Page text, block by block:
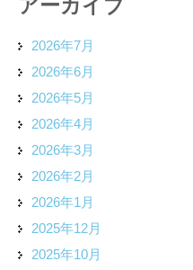
アーカイブ
2026年7月
2026年6月
2026年5月
2026年4月
2026年3月
2026年2月
2026年1月
2025年12月
2025年10月